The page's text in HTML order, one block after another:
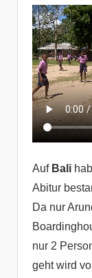
Auf Bali
Abitur
Da nur
nur 2
geht wird